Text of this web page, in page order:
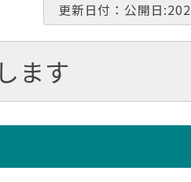
更新日付：公開日
ます